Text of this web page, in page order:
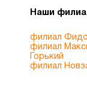
Наши
филиал
филиал
Горький
филиал